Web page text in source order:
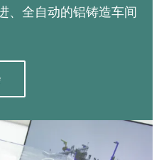
、全自动的铝铸造车间